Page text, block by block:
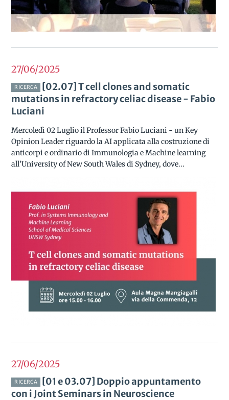
27/062025
RICERCA
[02.07] T cell clones and somatic
mutations in refractory celiac disease - Fabio
Luciani
Mercoledì 02 Luglio il Professor Fabio Luciani - un Key
Opinion Leader riguardo la AI applicata alla costruzione di
anticorpi e ordinario di Immunologia e Machine learning
all’University of New South Wales di Sydney, dove...
27/062025
RICERCA
[01 e 03.07] Doppio appuntamento
con i Joint Seminars in Neuroscience